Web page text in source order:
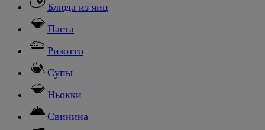
Блюда из яиц
Паста
Ризотто
Супы
Ньокки
Свинина